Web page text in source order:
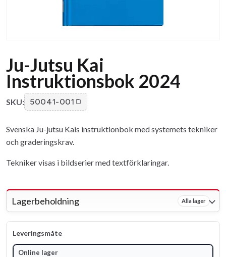
Ju-Jutsu Kai
Instruktionsbok 2024
SKU: 50041-001
Svenska Ju-jutsu Kais instruktionbok med systemets tekniker
och graderingskrav.
Tekniker visas i bildserier med textförklaringar.
Lagerbeholdning Alla lager
Leveringsmåte
Online lager